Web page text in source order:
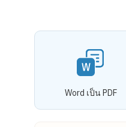
Word เป็น PDF